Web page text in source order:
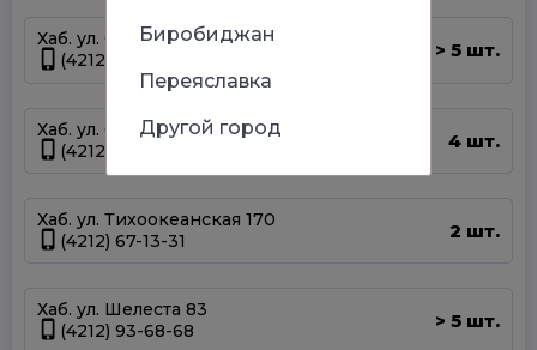
Хаб. ул. Серышева 34
(4212) 47-44-66
> 5 шт.
Хаб. ул. Суворова 45
(4212) 50-67-37
4 шт.
Хаб. ул. Тихоокеанская 170
(4212) 67-13-31
2 шт.
Хаб. ул. Шелеста 83
(4212) 93-68-68
> 5 шт.
Биробиджан
Переяславка
Другой город